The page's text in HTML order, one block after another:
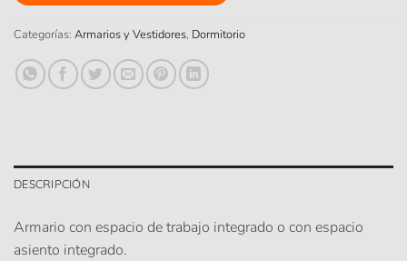
Categorías: Armarios y Vestidores, Dormitorio
DESCRIPCIÓN
Armario con espacio de trabajo integrado o con espacio
asiento integrado.